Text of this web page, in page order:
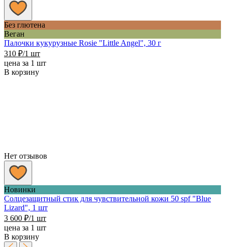
Без глютена
Веган
Палочки кукурузные Rosie "Little Angel", 30 г
310 ₽/1 шт
цена за 1 шт
В корзину
Нет отзывов
Новинки
Солцезащитный стик для чувствительной кожи 50 spf "Blue
Lizard", 1 шт
3 600 ₽/1 шт
цена за 1 шт
В корзину